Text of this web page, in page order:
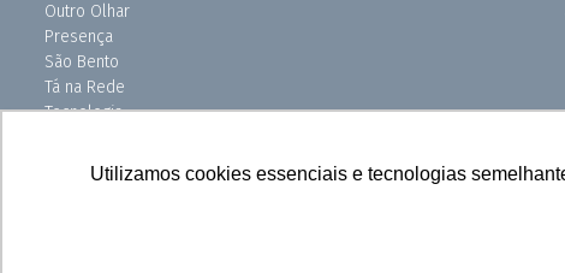
Utilizamos cookies essenciais e tecnologias
Outro Olhar
Presença
São Bento
Tá na Rede
Tecnologia
Uniso Ciência